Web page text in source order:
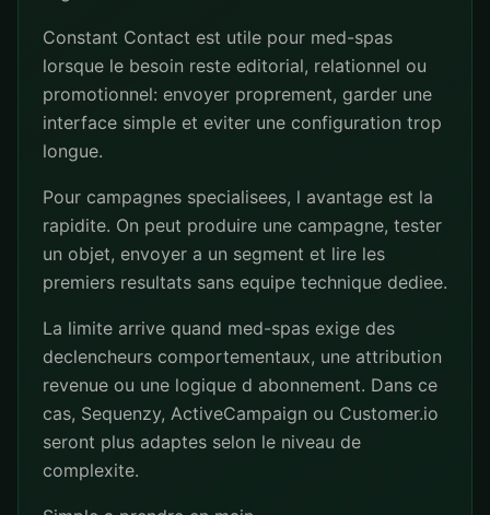
Constant Contact est utile pour med-spas
lorsque le besoin reste editorial, relationnel ou
promotionnel: envoyer proprement, garder une
interface simple et eviter une configuration trop
longue.
Pour campagnes specialisees, l avantage est la
rapidite. On peut produire une campagne, tester
un objet, envoyer a un segment et lire les
premiers resultats sans equipe technique dediee.
La limite arrive quand med-spas exige des
declencheurs comportementaux, une attribution
revenue ou une logique d abonnement. Dans ce
cas, Sequenzy, ActiveCampaign ou Customer.io
seront plus adaptes selon le niveau de
complexite.